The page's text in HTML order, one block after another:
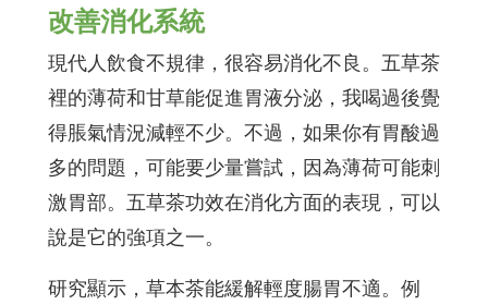
改善消化系統
現代人飲食不規律，很容易消化不良。五草茶
裡的薄荷和甘草能促進胃液分泌，我喝過後覺
得脹氣情況減輕不少。不過，如果你有胃酸過
多的問題，可能要少量嘗試，因為薄荷可能刺
激胃部。五草茶功效在消化方面的表現，可以
說是它的強項之一。
研究顯示，草本茶能緩解輕度腸胃不適。例